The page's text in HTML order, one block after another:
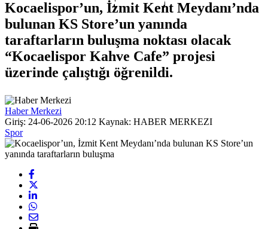
Kocaelispor’un, İzmit Kent Meydanı’nda
bulunan KS Store’un yanında
taraftarların buluşma noktası olacak
“Kocaelispor Kahve Cafe” projesi
üzerinde çalıştığı öğrenildi.
Haber Merkezi
Giriş: 24-06-2026 20:12 Kaynak: HABER MERKEZI
Spor